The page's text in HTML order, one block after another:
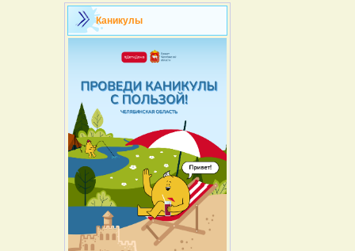
Каникулы